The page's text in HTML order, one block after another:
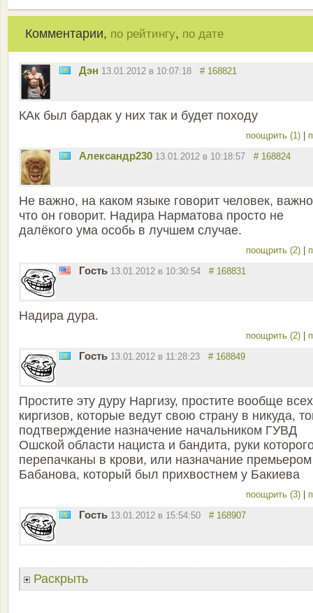
Комментарии, по рейтингу, по дате
Дэн 13.01.2012 в 10:07:18 # 168821
КАк был бардак у них так и будет походу
поощрить (1)
Александр230 13.01.2012 в 10:18:57 # 168824
Не важно, на каком языке говорит человек, важно
что он говорит. Надира Нарматова просто не
далёкого ума особь в лучшем случае.
поощрить (2)
Гость 13.01.2012 в 10:30:54 # 168831
Надира дура.
поощрить (2)
Гость 13.01.2012 в 11:28:23 # 168849
Простите эту дуру Наргизу, простите вообще всех
киргизов, которые ведут свою страну в никуда,
подтверждение назначение начальником ГУВД
Ошской области нациста и бандита, руки
перепачканы в крови, или назначание премьером
Бабанова, который был прихвостнем у Бакиева
поощрить (3)
Гость 13.01.2012 в 15:54:50 # 168907
Раскрыть